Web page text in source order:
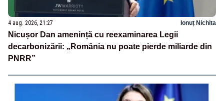
4 aug. 2026, 21:27 Ionuț Nichita
Nicușor Dan amenință cu reexaminarea Legii
decarbonizării: „România nu poate pierde miliarde din
PNRR”